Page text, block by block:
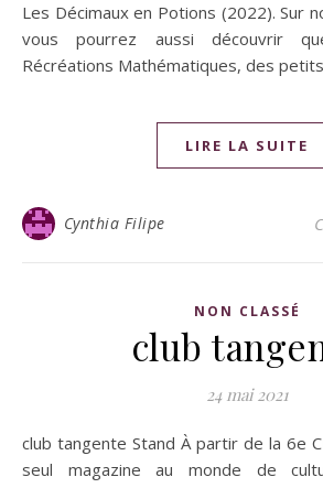
Les Décimaux en Potions (2022). Sur
vous pourrez aussi découvrir
Récréations Mathématiques, des
LIRE LA SUITE
Cynthia Filipe
NON CLASSÉ
club
24 mai 2021
club tangente Stand À partir de la 6e CLUB TANGENTE Le
seul magazine au monde de